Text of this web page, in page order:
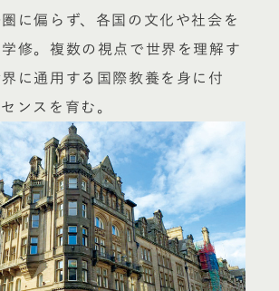
に偏らず、各国の文化や社会を
修。複数の視点で世界を理解す
に通用する国際教養を身に付
ンスを育む。